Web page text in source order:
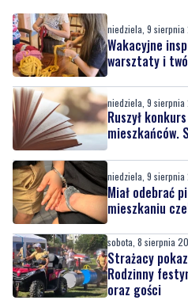
niedziela, 9
Wakacyjne
warsztaty i
niedziela, 9
Ruszył
mieszkańców.
niedziela, 9
Miał odebrać
mieszkaniu
sobota, 8 sierpnia
Strażacy
Rodzinny
oraz gości